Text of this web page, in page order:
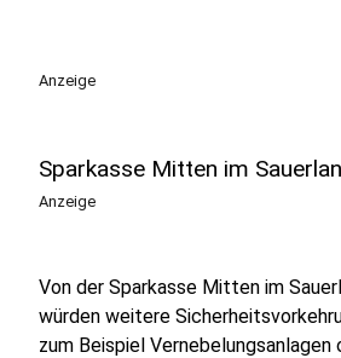
Anzeige
Sparkasse Mitten im
Anzeige
Von der Sparkasse Mitten im
würden weitere
zum Beispiel Vernebelungsanlagen